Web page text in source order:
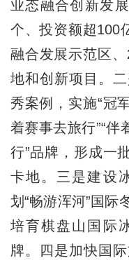
业态融合创新发
个、投资额超100
融合发展示范区
地和创新项目。
秀案例，实施“冠
着赛事去旅行”“伴
行”品牌，形成一
卡地。三是建设
划“畅游浑河”国际
培育棋盘山国际
牌。四是加快国